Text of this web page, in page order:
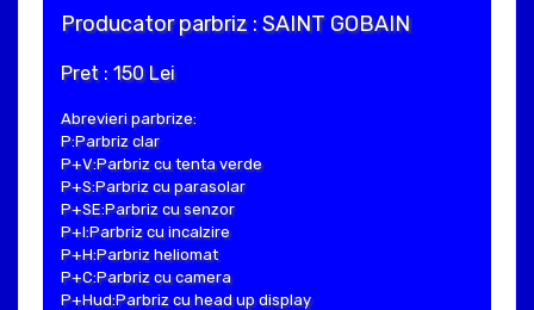
Producator parbriz : SAINT GOBAIN
Pret : 150 Lei
Abrevieri parbrize:
P:Parbriz clar
P+V:Parbriz cu tenta verde
P+S:Parbriz cu parasolar
P+SE:Parbriz cu senzor
P+I:Parbriz cu incalzire
P+H:Parbriz heliomat
P+C:Parbriz cu camera
P+Hud:Parbriz cu head up display